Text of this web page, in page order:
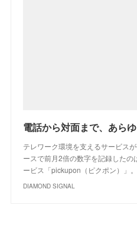
テレワーク環境を支えるサービス
ースで前月2倍の数字を記録した
ービス「pickupon（ピクポン）」
DIAMOND SIGNAL